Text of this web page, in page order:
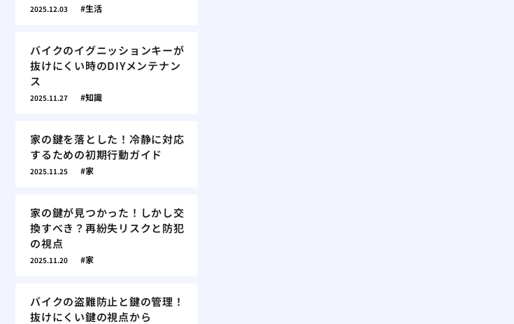
2025.12.03 生活
バイクのイグニッションキーが
抜けにくい時のDIYメンテナン
ス
2025.11.27 知識
家の鍵を落とした！冷静に対応
するための初期行動ガイド
2025.11.25 家
家の鍵が見つかった！しかし交
換すべき？再紛失リスクと防犯
の視点
2025.11.20 家
バイクの盗難防止と鍵の管理！
抜けにくい鍵の視点から